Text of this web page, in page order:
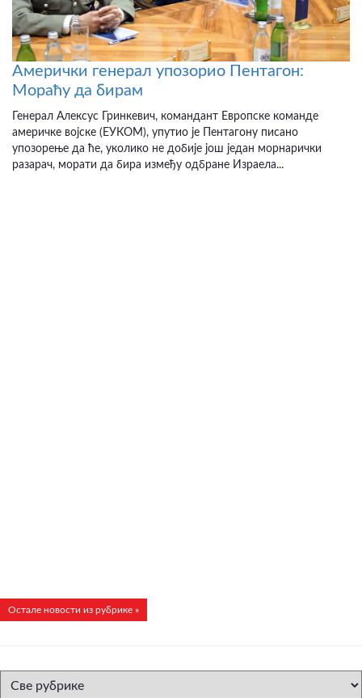
Амерички генерал упозорио Пентагон:
Мораћу да бирам
Генерал Алексус Гринкевич, командант Европске команде
америчке војске (ЕУКОМ), упутио је Пентагону писано
упозорење да ће, уколико не добије још један морнарички
разарач, морати да бира између одбране Израела...
Остале новости из рубрике »